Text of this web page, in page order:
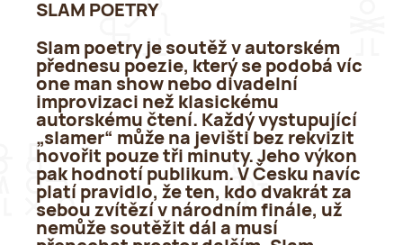
SLAM POETRY
Slam poetry je soutěž v autorském
přednesu poezie, který se podobá víc
one man show nebo divadelní
improvizaci než klasickému
autorskému čtení. Každý vystupující
„slamer“ může na jevišti bez rekvizit
hovořit pouze tři minuty. Jeho výkon
pak hodnotí publikum. V Česku navíc
platí pravidlo, že ten, kdo dvakrát za
sebou zvítězí v národním finále, už
nemůže soutěžit dál a musí